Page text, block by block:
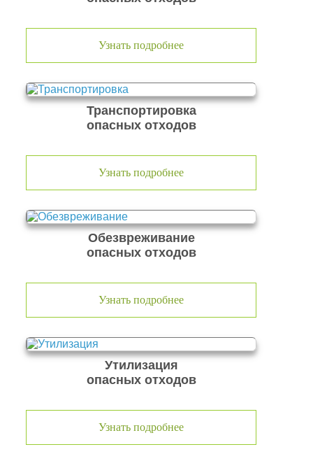
Узнать подробнее
Транспортировка
опасных отходов
Узнать подробнее
Обезвреживание
опасных отходов
Узнать подробнее
Утилизация
опасных отходов
Узнать подробнее